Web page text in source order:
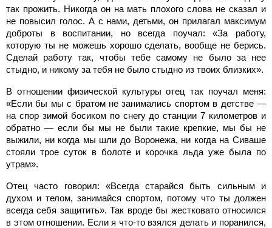
так прожить. Никогда он на мать плохого слова не сказал и
не повысил голос. А с нами, детьми, он прилагал максимум
доброты в воспитании, но всегда поучал: «За работу,
которую ты не можешь хорошо сделать, вообще не берись.
Сделай работу так, чтобы тебе самому не было за нее
стыдно, и никому за тебя не было стыдно из твоих близких».
В отношении физической культуры отец так поучал меня:
«Если бы мы с братом не занимались спортом в детстве —
на спор зимой босиком по снегу до станции7 километров и
обратно — если бы мы не были такие крепкие, мы бы не
выжили, ни когда мы шли до Воронежа, ни когда на Сиваше
стояли трое суток в болоте и корочка льда уже была по
утрам».
Отец часто говорил: «Всегда старайся быть сильным и
духом и телом, занимайся спортом, потому что ты должен
всегда себя защитить». Так вроде бы жестковато относился
в этом отношении. Если я что-то взялся делать и поранился,